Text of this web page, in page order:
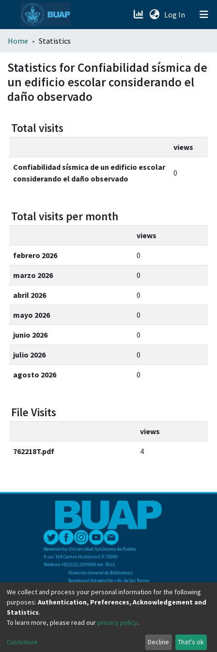
Log In (current)
menu.section.about_menu
All of DSpace
Home Statistics
Statistics for Confiabilidad sísmica de
un edificio escolar considerando el
daño observado
Total visits
views
Confiabilidad sísmica de un edificio escolar
considerando el daño observado
0
Total visits per month
views
febrero 2026 0
marzo 2026 0
abril 2026 0
mayo 2026 0
junio 2026 0
julio 2026 0
agosto 2026 0
File Visits
views
762218T.pdf 4
Benemérita Universidad Autónoma de Puebla
4 sur 104 Centro Histórico C.P. 72000
Teléfono +52(222) 2295500 ext. 5013
Dirección General de Bibliotecas
Boulevard Valsequillo y Av. de las Torres
Ciudad Universitaria. Col. San Manuel
C.P. 72570
Teléfono +52 (222) 2295500 Ext 2901
Copyright © Dirección General de Bibliotecas - BUAP 2024. All right reserved.
We collect and process your personal information for the following
purposes: Authentication, Preferences, Acknowledgement and
Statistics.
To learn more, please read our privacy policy.
Customize Decline That's ok